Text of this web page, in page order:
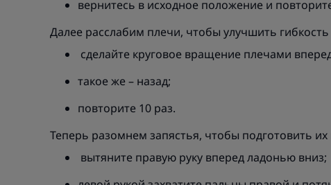
вернитесь в исходное положение и
Далее расслабим плечи, чтобы улучшить
сделайте круговое вращение плечами
такое же – назад;
повторите 10 раз.
Теперь разомнем запястья, чтобы подготовить
вытяните правую руку вперед ладонью вниз;